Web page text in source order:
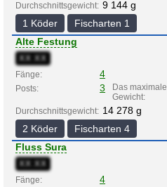
Durchschnittsgewicht: 9 144 g
1 Köder
Fischarten 1
Alte Festung
XX:XX
Fänge:
4
Posts: 3
Das maximale
Gewicht:
Durchschnittsgewicht: 14 278 g
2 Köder
Fischarten 4
Fluss Sura
XX:XX
Fänge:
4